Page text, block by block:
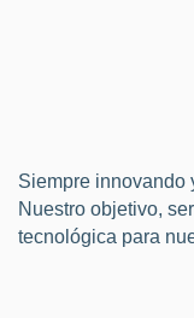
Siempre innovando
Nuestro objetivo,
tecnológica para